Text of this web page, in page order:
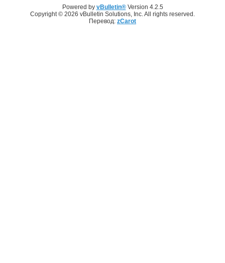
Powered by vBulletin®Version 4.2.5
Copyright © 2026 vBulletin Solutions, Inc. All rights reserved.
Перевод: zCarot